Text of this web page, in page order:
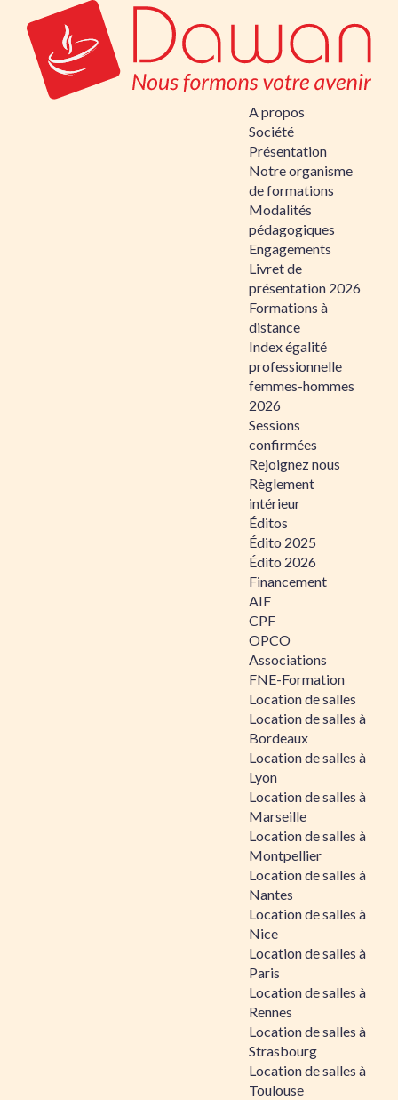
A propos
Société
Présentation
Notre organisme
de formations
Modalités
pédagogiques
Engagements
Livret de
présentation 2026
Formations à
distance
Index égalité
professionnelle
femmes-hommes
2026
Sessions
confirmées
Rejoignez nous
Règlement
intérieur
Éditos
Édito 2025
Édito 2026
Financement
AIF
CPF
OPCO
Associations
FNE-Formation
Location de salles
Location de salles à
Bordeaux
Location de salles à
Lyon
Location de salles à
Marseille
Location de salles à
Montpellier
Location de salles à
Nantes
Location de salles à
Nice
Location de salles à
Paris
Location de salles à
Rennes
Location de salles à
Strasbourg
Location de salles à
Toulouse